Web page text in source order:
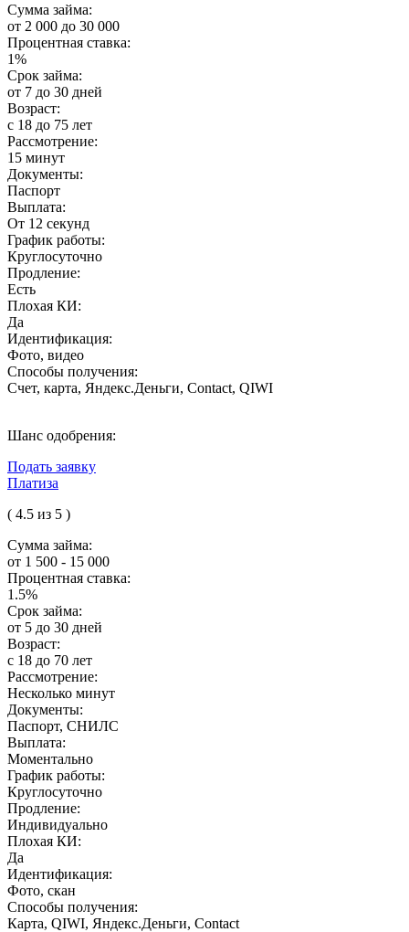
Сумма займа:
от 2 000 до 30 000
Процентная ставка:
1%
Срок займа:
от 7 до 30 дней
Возраст:
с 18 до 75 лет
Рассмотрение:
15 минут
Документы:
Паспорт
Выплата:
От 12 секунд
График работы:
Круглосуточно
Продление:
Есть
Плохая КИ:
Да
Идентификация:
Фото, видео
Способы получения:
Счет, карта, Яндекс.Деньги, Contact, QIWI
Шанс одобрения:
Подать заявку
Платиза
( 4.5 из 5 )
Сумма займа:
от 1 500 - 15 000
Процентная ставка:
1.5%
Срок займа:
от 5 до 30 дней
Возраст:
с 18 до 70 лет
Рассмотрение:
Несколько минут
Документы:
Паспорт, СНИЛС
Выплата:
Моментально
График работы:
Круглосуточно
Продление:
Индивидуально
Плохая КИ:
Да
Идентификация:
Фото, скан
Способы получения:
Карта, QIWI, Яндекс.Деньги, Contact